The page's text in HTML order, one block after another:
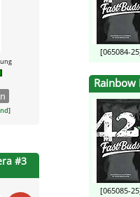
]
#3
[065084-
Rainbow
[065085-